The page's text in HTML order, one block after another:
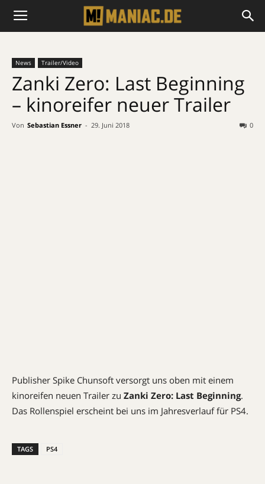
News Trailer/Video
Zanki Zero: Last Beginning
– kinoreifer neuer Trailer
Von Sebastian Essner - 29. Juni 2018 0
Publisher Spike Chunsoft versorgt uns oben mit einem
kinoreifen neuen Trailer zu Zanki Zero: Last Beginning.
Das Rollenspiel erscheint bei uns im Jahresverlauf für PS4.
TAGS PS4